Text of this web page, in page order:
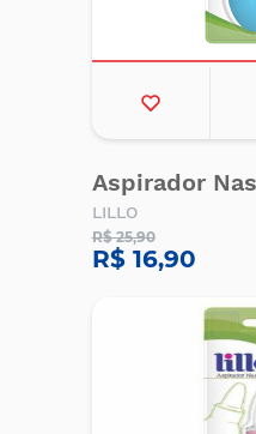
Aspirador
LILLO
R$ 25,90
R$ 16,90